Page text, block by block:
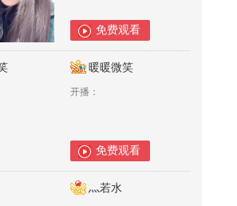
免费观看
暖暖微笑
开播：
免费观看
灬若水